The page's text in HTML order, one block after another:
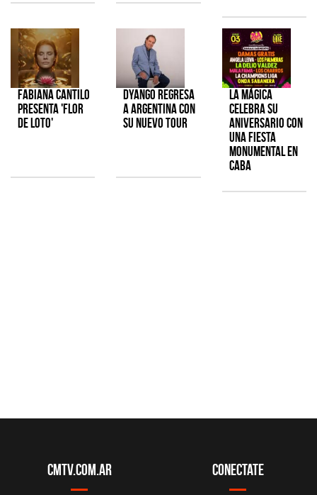
Fabiana Cantilo
presenta 'Flor
de Loto'
Dyango regresa
a Argentina con
su nuevo tour
La Mágica
celebra su
aniversario con
una fiesta
monumental en
CABA
CMTV.com.ar Conectate